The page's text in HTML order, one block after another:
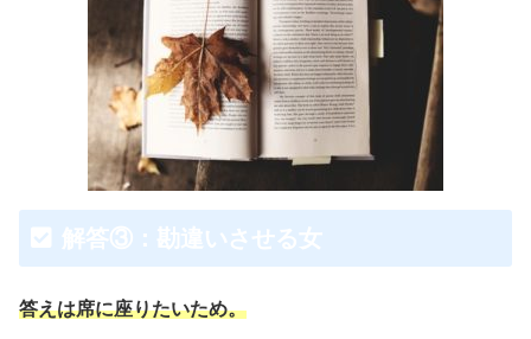
解答③：勘違いさせる女
答えは席に座りたいため。